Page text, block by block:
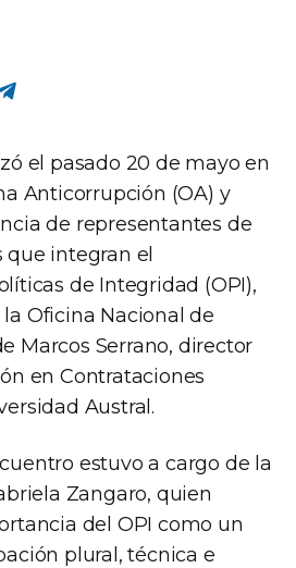
el pasado 20 de mayo en
Anticorrupción (OA) y
de representantes de
que integran el
de Integridad (OPI),
Oficina Nacional de
Marcos Serrano, director
en Contrataciones
Austral.
estuvo a cargo de la
Zangaro, quien
del OPI como un
plural, técnica e